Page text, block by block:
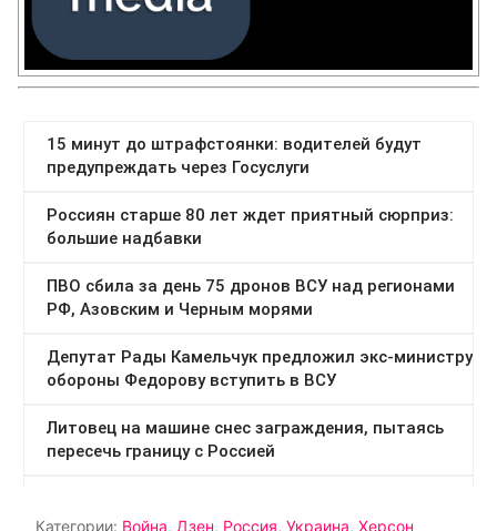
Категории: Война, Дзен, Россия, Украина, Херсон